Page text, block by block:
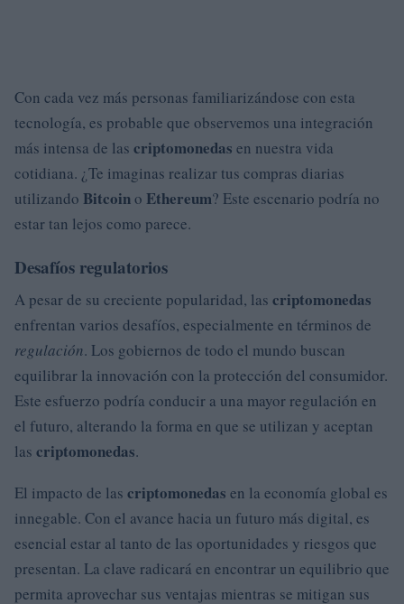
Con cada vez más personas familiarizándose con esta
tecnología, es probable que observemos una integración
más intensa de las criptomonedas en nuestra vida
cotidiana. ¿Te imaginas realizar tus compras diarias
utilizando Bitcoino Ethereum? Este escenario podría no
estar tan lejos como parece.
Desafíos regulatorios
A pesar de su creciente popularidad, las criptomonedas
enfrentan varios desafíos, especialmente en términos de
regulación. Los gobiernos de todo el mundo buscan
equilibrar la innovación con la protección del consumidor.
Este esfuerzo podría conducir a una mayor regulación en
el futuro, alterando la forma en que se utilizan y aceptan
las criptomonedas.
El impacto de las criptomonedas en la economía global es
innegable. Con el avance hacia un futuro más digital, es
esencial estar al tanto de las oportunidades y riesgos que
presentan. La clave radicará en encontrar un equilibrio que
permita aprovechar sus ventajas mientras se mitigan sus